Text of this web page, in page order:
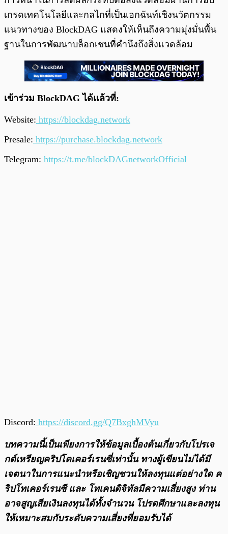
เกรดเทคโนโลยีและกลไกที่เป็นเอกฉันท์เชิงนวัตกรรม
แนวทางของ BlockDAG แสดงให้เห็นถึงความมุ่งมั่นพื้น
ฐานในการพัฒนาบล็อกเชนที่คำนึงถึงสิ่งแวดล้อม
เข้าร่วม BlockDAG ได้แล้วที่:
Website: https://blockdag.network
Presale: https://purchase.blockdag.network
Telegram: https://t.me/blockDAGnetworkOfficial
Discord: https://discord.gg/Q7BxghMVyu
บทความนี้เป็นเพียงการให้ข้อมูลเบื้องต้นเกี่ยวกับโปรเจ
กต์เหรียญคริปโตเคอร์เรนซี่เท่านั้น ทางผู้เขียนไม่ได้มี
เจตนาในการแนะนำหรือเชิญชวนให้ลงทุนแต่อย่างใด ค
ริปโทเคอร์เรนซี และ โทเคนดิจิทัลมีความเสี่ยงสูง ท่าน
อาจสูญเสียเงินลงทุนได้ทั้งจํานวน โปรดศึกษาและลงทุน
ให้เหมาะสมกับระดับความเสี่ยงที่ยอมรับได้